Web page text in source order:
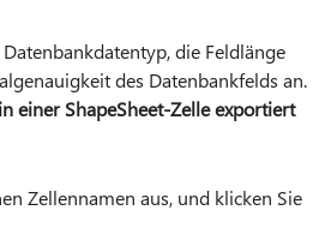
die Feldlänge
des Datenbankfelds an.
einer ShapeSheet-Zelle exportiert
Zellennamen aus, und klicken Sie